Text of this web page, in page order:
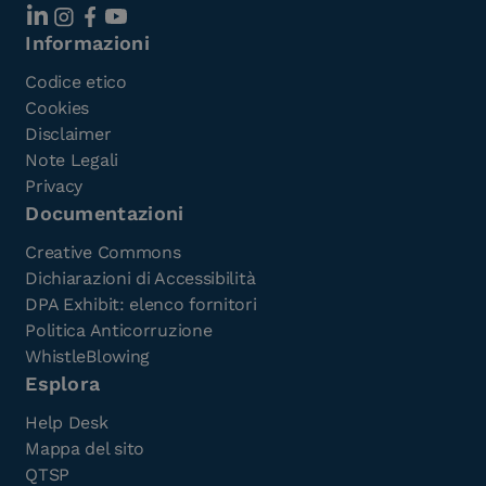
Informazioni
Codice etico
Cookies
Disclaimer
Note Legali
Privacy
Documentazioni
Creative Commons
Dichiarazioni di Accessibilità
DPA Exhibit: elenco fornitori
Politica Anticorruzione
WhistleBlowing
Esplora
Help Desk
Mappa del sito
QTSP